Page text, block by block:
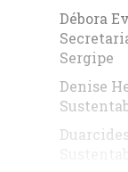
Débora
Sergipe
Denise